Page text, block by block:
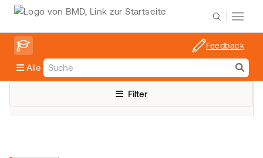
Alle
Feedback
Filter